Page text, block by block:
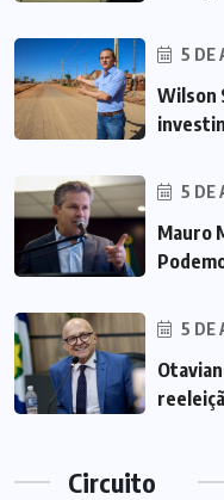
5 DE
Wilson
5 DE
Mauro
5 DE
Circuito